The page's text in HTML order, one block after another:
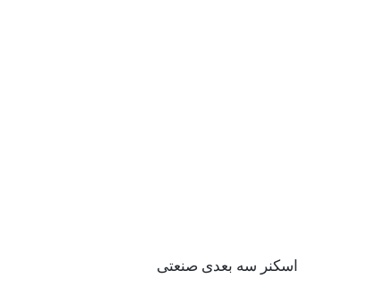
اسکنر سه بعدی صنعتی